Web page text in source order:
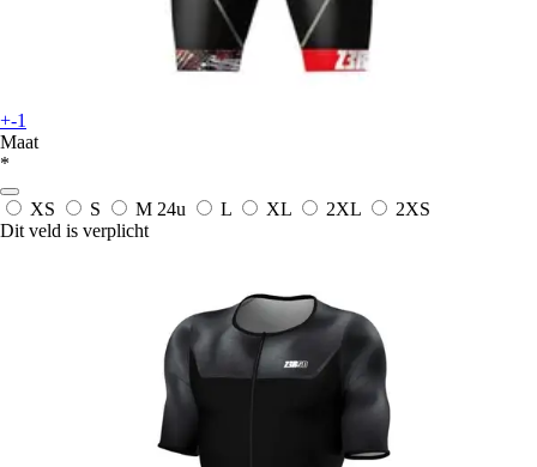
+-1
Maat
*
XS S M 24u L XL 2XL
2XS
Dit veld is verplicht